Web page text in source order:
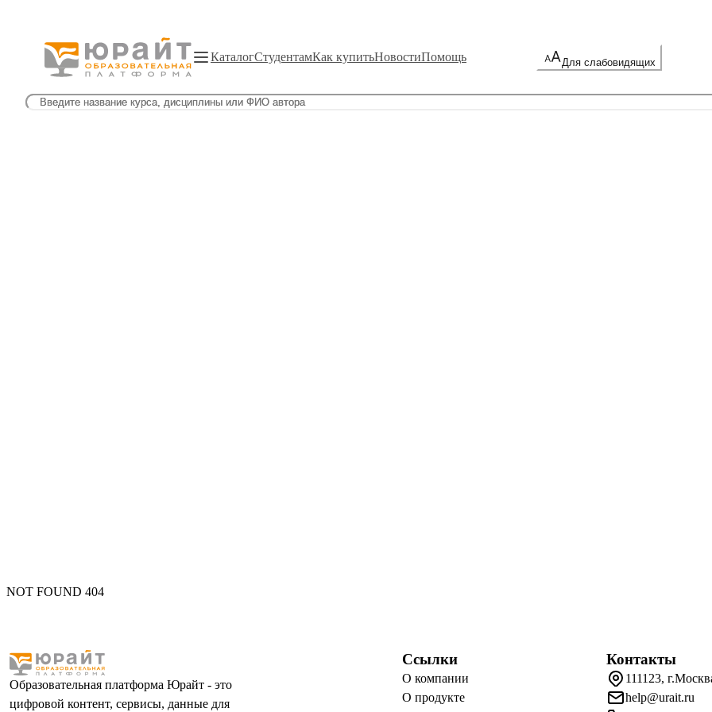
КаталогСтудентамКак купитьНовостиПомощь Для слабовидящих
NOT FOUND 404
Образовательная платформа Юрайт - это
цифровой контент, сервисы, данные для
Ссылки
О компании
О продукте
Контакты
111123,
help@urait.ru